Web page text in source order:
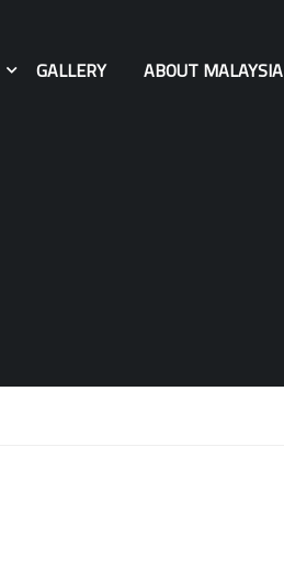
GALLERY ABOUT MALAYSIA